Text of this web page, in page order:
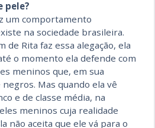
pele?
um comportamento
na sociedade brasileira.
de Rita faz essa alegação, ela
o momento ela defende com
meninos que, em sua
Mas quando ela vê
e de classe média, na
meninos cuja realidade
não aceita que ele vá para o